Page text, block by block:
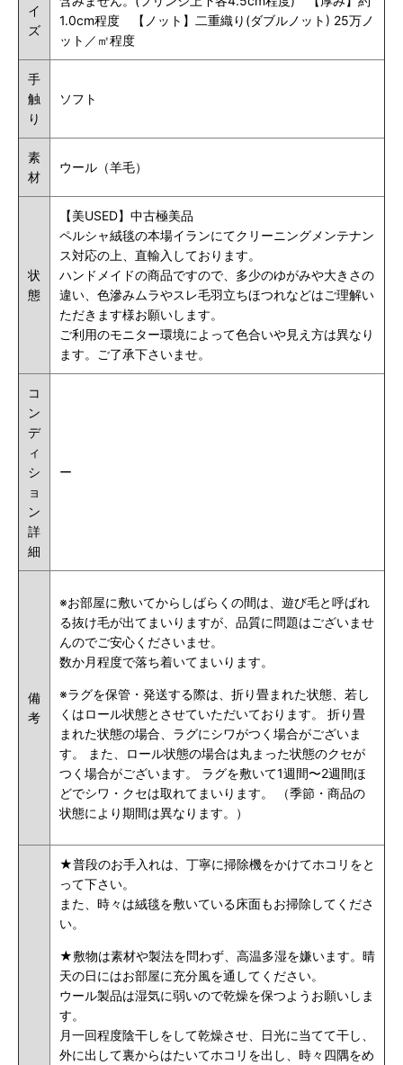
イ
ズ
1.0cm程度 【ノット】二重織り(ダブルノット) 25万ノ
ット／㎡程度
手
触
り
ソフト
素
材
ウール（羊毛）
状
態
【美USED】中古極美品
ペルシャ絨毯の本場イランにてクリーニングメンテナン
ス対応の上、直輸入しております。
ハンドメイドの商品ですので、多少のゆがみや大きさの
違い、色滲みムラやスレ毛羽立ちほつれなどはご理解い
ただきます様お願いします。
ご利用のモニター環境によって色合いや見え方は異なり
ます。ご了承下さいませ。
コ
ン
デ
ィ
シ
ョ
ン
詳
細
ー
備
考
※お部屋に敷いてからしばらくの間は、遊び毛と呼ばれ
る抜け毛が出てまいりますが、品質に問題はございませ
んのでご安心くださいませ。
数か月程度で落ち着いてまいります。
※ラグを保管・発送する際は、折り畳まれた状態、若し
くはロール状態とさせていただいております。 折り畳
まれた状態の場合、ラグにシワがつく場合がございま
す。 また、ロール状態の場合は丸まった状態のクセが
つく場合がございます。 ラグを敷いて1週間〜2週間ほ
どでシワ・クセは取れてまいります。 （季節・商品の
状態により期間は異なります。
）
★普段のお手入れは、丁寧に掃除機をかけてホコリをと
って下さい。
また、時々は絨毯を敷いている床面もお掃除してくださ
い。
★敷物は素材や製法を問わず、高温多湿を嫌います。晴
天の日にはお部屋に充分風を通してください。
ウール製品は湿気に弱いので乾燥を保つようお願いしま
す。
月一回程度陰干しをして乾燥させ、日光に当てて干し、
外に出して裏からはたいてホコリを出し、時々四隅をめ